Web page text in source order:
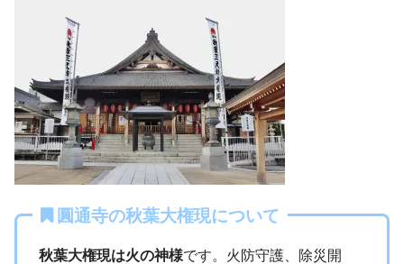
圓通寺の秋葉大権現について
秋葉大権現は火の神様です。火防守護、除災開